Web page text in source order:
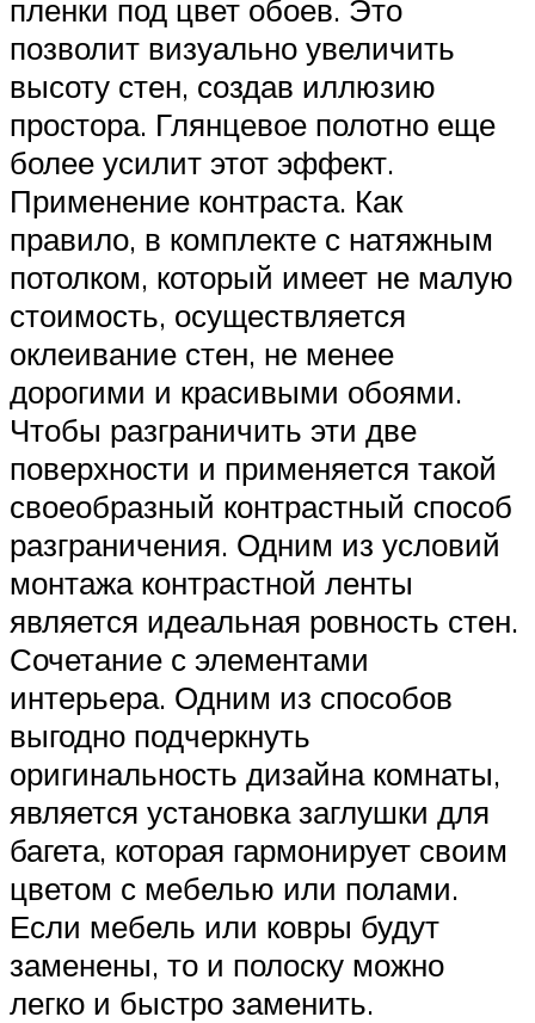
пленки под цвет обоев. Это
позволит визуально увеличить
высоту стен, создав иллюзию
простора. Глянцевое полотно еще
более усилит этот эффект.
Применение контраста. Как
правило, в комплекте с натяжным
потолком, который имеет не малую
стоимость, осуществляется
оклеивание стен, не менее
дорогими и красивыми обоями.
Чтобы разграничить эти две
поверхности и применяется такой
своеобразный контрастный способ
разграничения. Одним из условий
монтажа контрастной ленты
является идеальная ровность стен.
Сочетание с элементами
интерьера. Одним из способов
выгодно подчеркнуть
оригинальность дизайна комнаты,
является установка заглушки для
багета, которая гармонирует своим
цветом с мебелью или полами.
Если мебель или ковры будут
заменены, то и полоску можно
легко и быстро заменить.